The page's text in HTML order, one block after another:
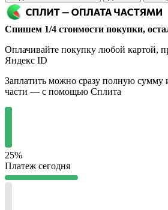
Спишем 1/4 стоимости покупки,
Оплачивайте покупку любой картой,
Яндекс ID
Заплатить можно сразу полную сумму
части — с помощью Сплита
25%
Платеж сегодня